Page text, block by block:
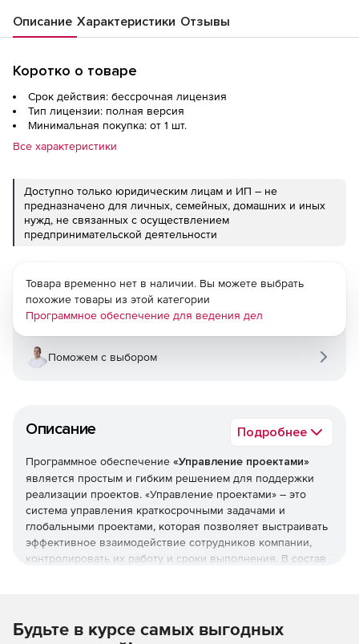
Описание Характеристики Отзывы
Коротко о товаре
Срок действия: бессрочная лицензия
Тип лицензии: полная версия
Минимальная покупка: от 1 шт.
Все характеристики
Доступно только юридическим лицам и ИП – не
предназначено для личных, семейных, домашних и иных
нужд, не связанных с осуществлением
предпринимательской деятельности
Описание Подробнее
Программное обеспечение «Управление проектами»
является простым и гибким решением для поддержки
реализации проектов. «Управление проектами» – это
система управления краткосрочными задачами и
глобальными проектами, которая позволяет выстраивать
эффективное взаимодействие сотрудников компании,
контролировать их работу и сроки выполнения. В состав
концепции гибкой настройки структуры базы данных,
Товара временно нет в наличии. Вы можете выбрать
похожие товары из этой категории
Программное обеспечение для ведения дел
Поможем с выбором
Будьте в курсе самых выгодных